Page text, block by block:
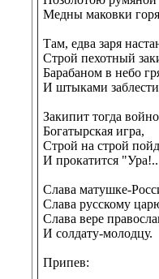
Медны маковки
Там, едва заря
Строй пехотный
Барабаном в небо
И штыками
Закипит тогда
Богатырская игра,
Строй на строй
И прокатится
Слава матушке-
Слава русскому
Слава вере
И солдату-молодцу.
Припев: